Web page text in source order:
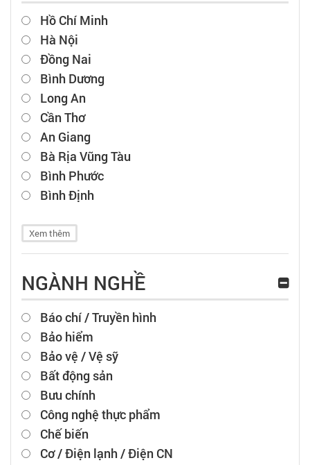
Hồ Chí Minh
Hà Nội
Đồng Nai
Bình Dương
Long An
Cần Thơ
An Giang
Bà Rịa Vũng Tàu
Bình Phước
Bình Định
Xem thêm
NGÀNH NGHỀ
Báo chí / Truyền hình
Bảo hiểm
Bảo vệ / Vệ sỹ
Bất động sản
Bưu chính
Công nghệ thực phẩm
Chế biến
Cơ / Điện lạnh / Điện CN